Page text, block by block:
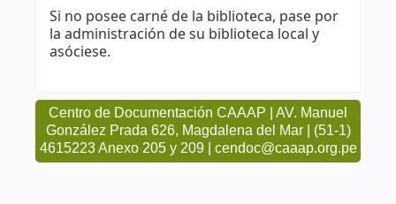
Si no posee carné de la biblioteca, pase por
la administración de su biblioteca local y
asóciese.
Centro de Documentación CAAAP | AV. Manuel
González Prada 626, Magdalena del Mar | (51-1)
4615223 Anexo 205 y 209 | cendoc@caaap.org.pe